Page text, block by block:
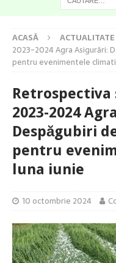
ACASĂ ACTUALITATE
2023-2024 Agra Asigurări:
pentru evenimentele
Retrospectiva
2023-2024
Despăgubiri
pentru
luna iunie
10 octombrie 2024